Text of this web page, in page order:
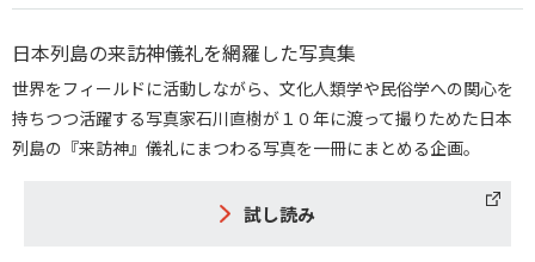
日本列島の来訪神儀礼を網羅した写真集
世界をフィールドに活動しながら、文化人類学や民俗学への関心を
持ちつつ活躍する写真家石川直樹が１０年に渡って撮りためた日本
列島の『来訪神』儀礼にまつわる写真を一冊にまとめる企画。
試し読み